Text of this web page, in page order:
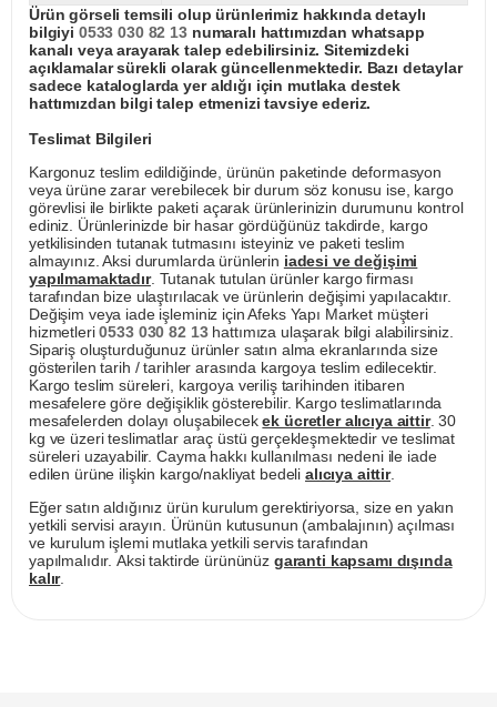
Ürün görseli temsili olup ürünlerimiz hakkında detaylı
bilgiyi 0533 030 82 13numaralı hattımızdan whatsapp
kanalı veya arayarak talep edebilirsiniz. Sitemizdeki
açıklamalar sürekli olarak güncellenmektedir. Bazı detaylar
sadece kataloglarda yer aldığı için mutlaka destek
hattımızdan bilgi talep etmenizi tavsiye ederiz.
Teslimat Bilgileri
Kargonuz teslim edildiğinde, ürünün paketinde deformasyon
veya ürüne zarar verebilecek bir durum söz konusu ise, kargo
görevlisi ile birlikte paketi açarak ürünlerinizin durumunu kontrol
ediniz. Ürünlerinizde bir hasar gördüğünüz takdirde, kargo
yetkilisinden tutanak tutmasını isteyiniz ve paketi teslim
almayınız. Aksi durumlarda ürünlerin iadesi ve değişimi
yapılmamaktadır. Tutanak tutulan ürünler kargo firması
tarafından bize ulaştırılacak ve ürünlerin değişimi yapılacaktır.
Değişim veya iade işleminiz için Afeks Yapı Market müşteri
hizmetleri0533 030 82 13hattımıza ulaşarak bilgi alabilirsiniz.
Sipariş oluşturduğunuz ürünler satın alma ekranlarında size
gösterilen tarih / tarihler arasında kargoya teslim edilecektir.
Kargo teslim süreleri, kargoya veriliş tarihinden itibaren
mesafelere göre değişiklik gösterebilir. Kargo teslimatlarında
mesafelerden dolayı oluşabilecekek ücretler alıcıya aittir. 30
kg ve üzeri teslimatlar araç üstü gerçekleşmektedir ve teslimat
süreleri uzayabilir. Cayma hakkı kullanılması nedeni ile iade
edilen ürüne ilişkin kargo/nakliyat bedeli alıcıya aittir.
Eğer satın aldığınız ürün kurulum gerektiriyorsa, size en yakın
yetkili servisi arayın. Ürünün kutusunun (ambalajının) açılması
ve kurulum işlemi mutlaka yetkili servis tarafından
yapılmalıdır. Aksi taktirde ürününüz garanti kapsamı dışında
kalır.